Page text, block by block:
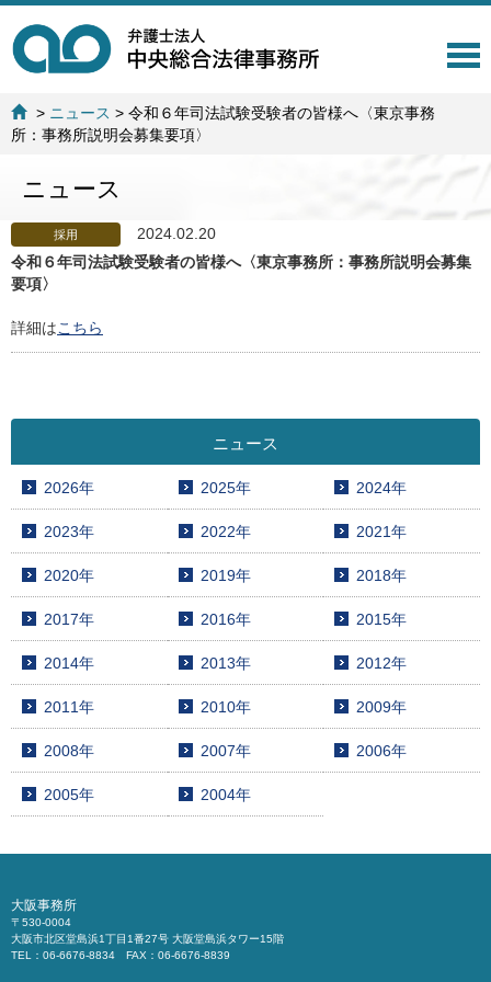
T
g
> ニュース >令和６年司法試験受験者の皆様へ〈東京事務
所：事務所説明会募集要項〉
ニュース
採用
2024.02.20
令和６年司法試験受験者の皆様へ〈東京事務所：事務所説明会募集
要項〉
詳細はこちら
ニュース
2026年 2025年 2024年
2023年 2022年 2021年
2020年 2019年 2018年
2017年 2016年 2015年
2014年 2013年 2012年
2011年 2010年 2009年
2008年 2007年 2006年
2005年 2004年
大阪事務所
〒530-0004
大阪市北区堂島浜1丁目1番27号 大阪堂島浜タワー15階
TEL：06-6676-8834 FAX：06-6676-8839